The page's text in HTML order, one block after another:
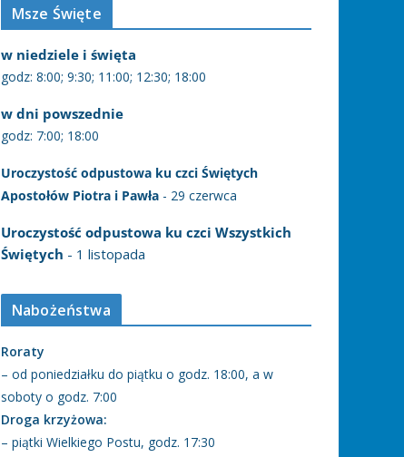
Msze Święte
w niedziele i święta
godz: 8:00; 9:30; 11:00; 12:30; 18:00
w dni powszednie
godz: 7:00; 18:00
Uroczystość odpustowa ku czci Świętych
Apostołów Piotra i Pawła - 29 czerwca
Uroczystość odpustowa ku czci Wszystkich
Świętych - 1 listopada
Nabożeństwa
Roraty
– od poniedziałku do piątku o godz. 18:00, a w
soboty o godz. 7:00
Droga krzyżowa:
– piątki Wielkiego Postu, godz. 17:30